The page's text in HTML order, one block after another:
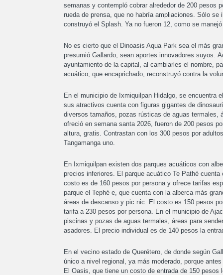
semanas y contempló cobrar alrededor de 200 pesos
rueda de prensa, que no habría ampliaciones. Sólo
construyó el Splash. Ya no fueron 12, como se
No es cierto que el Dinoasis Aqua Park sea el más
presumió Gallardo, sean aportes innovadores suyos.
ayuntamiento de la capital, al cambiarles el nombre,
acuático, que encaprichado, reconstruyó contra la
En el municipio de Ixmiquilpan Hidalgo, se encuentra
sus atractivos cuenta con figuras gigantes de
diversos tamaños, pozas rústicas de aguas
ofreció en semana santa 2026, fueron de 200 pesos
altura, gratis. Contrastan con los 300 pesos por
Tangamanga uno.
En Ixmiquilpan existen dos parques acuáticos con
precios inferiores. El parque acuático Te Pathé
costo es de 160 pesos por persona y ofrece tarifas
parque el Tephé e, que cuenta con la alberca más
áreas de descanso y pic nic. El costo es 150 pesos
tarifa a 230 pesos por persona. En el municipio de
piscinas y pozas de aguas termales, áreas para
asadores. El precio individual es de 140 pesos la
En el vecino estado de Querétero, de donde según
único a nivel regional, ya más moderado, porque
El Oasis, que tiene un costo de entrada de 150